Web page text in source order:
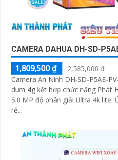
CAMERA DAHUA DH-SD-
1,809,500 ₫
2,585,000 ₫
Camera An Ninh DH-SD-P5AE-
dum 4g kết hợp chức năng Phát Hiện Người chất lượng hình
5.0 MP độ phân giải Ultra 4k lite. Ứng dụng cho công trình giá
rẻ...